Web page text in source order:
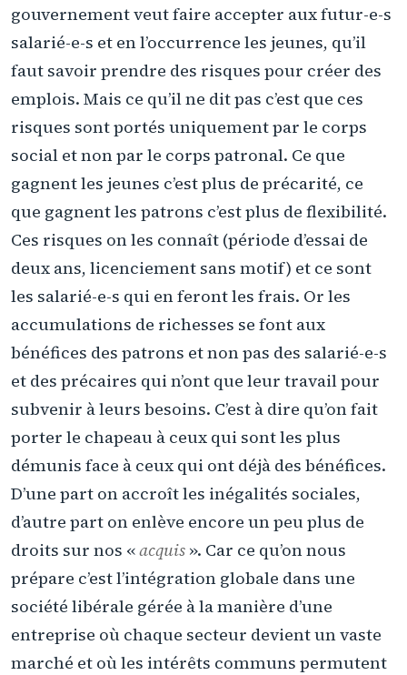
gouvernement veut faire accepter aux futur-e-s
salarié-e-s et en l’occurrence les jeunes, qu’il
faut savoir prendre des risques pour créer des
emplois. Mais ce qu’il ne dit pas c’est que ces
risques sont portés uniquement par le corps
social et non par le corps patronal. Ce que
gagnent les jeunes c’est plus de précarité, ce
que gagnent les patrons c’est plus de flexibilité.
Ces risques on les connaît (période d’essai de
deux ans, licenciement sans motif) et ce sont
les salarié-e-s qui en feront les frais. Or les
accumulations de richesses se font aux
bénéfices des patrons et non pas des salarié-e-s
et des précaires qui n’ont que leur travail pour
subvenir à leurs besoins. C’est à dire qu’on fait
porter le chapeau à ceux qui sont les plus
démunis face à ceux qui ont déjà des bénéfices.
D’une part on accroît les inégalités sociales,
d’autre part on enlève encore un peu plus de
droits sur nos «acquis ». Car ce qu’on nous
prépare c’est l’intégration globale dans une
société libérale gérée à la manière d’une
entreprise où chaque secteur devient un vaste
marché et où les intérêts communs permutent